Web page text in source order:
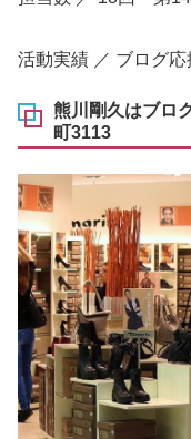
活動実績 ／ ブログ
熊川剛久はブロ
町3113